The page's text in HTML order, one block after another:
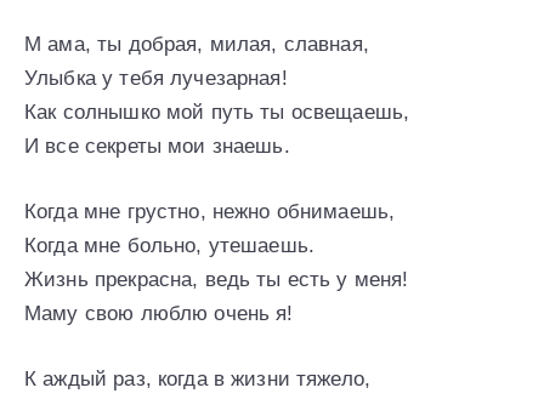
М ама, ты добрая, милая, славная,
Улыбка у тебя лучезарная!
Как солнышко мой путь ты освещаешь,
И все секреты мои знаешь.
Когда мне грустно, нежно обнимаешь,
Когда мне больно, утешаешь.
Жизнь прекрасна, ведь ты есть у меня!
Маму свою люблю очень я!
К аждый раз, когда в жизни тяжело,